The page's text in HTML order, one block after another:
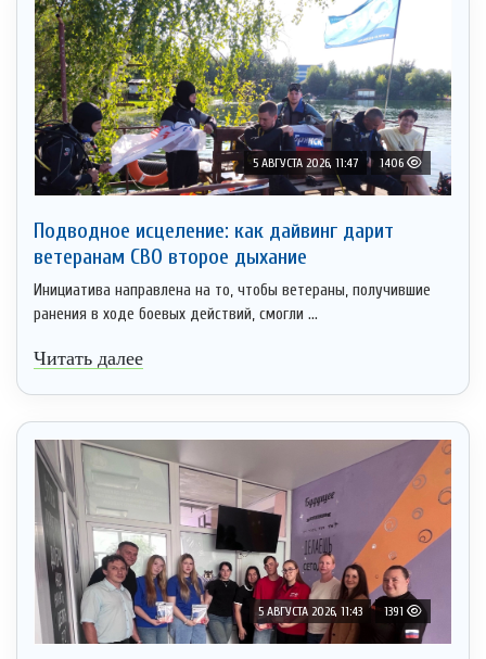
5 АВГУСТА 2026, 11:47 1406
Подводное исцеление: как дайвинг дарит
ветеранам СВО второе дыхание
Инициатива направлена на то, чтобы ветераны, получившие
ранения в ходе боевых действий, смогли ...
Читать далее
5 АВГУСТА 2026, 11:43 1391